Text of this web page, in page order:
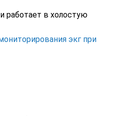
работает в холостую
экг при